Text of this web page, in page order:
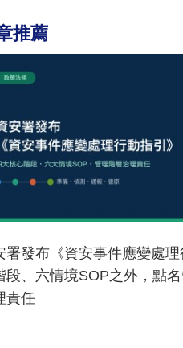
推薦
署發布《資安事件應變處理
段、六情境SOP之外，點
責任